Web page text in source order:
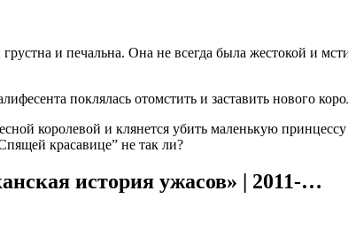
и печальна. Она не всегда была жестокой и
поклялась отомстить и заставить нового
королевой и клянется убить маленькую
красавице” не так ли?
история ужасов» | 2011-…